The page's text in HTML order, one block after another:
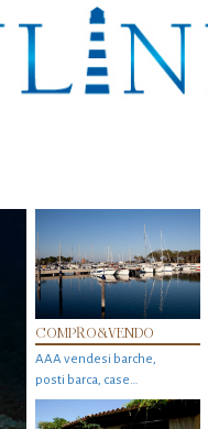
COMPRO&VENDO
AAA vendesi barche,
posti barca, case…